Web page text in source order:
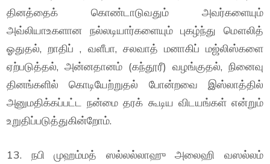
தினத்தைக் கொண்டாடுவதும் அவர்களையும்
அவ்லியாஉகளான நல்லடியார்களையும் புகழ்ந்து மௌலித்
ஓதுதல், றாதிப் , வளீபா, சலவாத் மனாகிப் மஜ்லிஸ்களை
ஏற்படுத்தல், அன்னதானம் (கந்தூரீ) வழங்குதல், நினைவு
தினங்களில் கொடியேற்றுதல் போன்றவை இஸ்லாத்தில்
அனுமதிக்கப்பட்ட நன்மை தரக் கூடிய விடயங்கள் என்றும்
உறுதிப்படுத்துகின்றோம்.
13. நபி முஹம்மத் ஸல்லல்லாஹு அலைஹி வஸல்லம்